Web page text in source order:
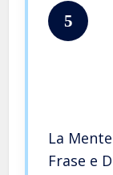
5
La
Frase e